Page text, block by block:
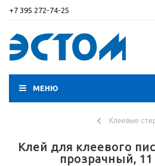
+7 395 272-74-25
МЕНЮ
Клеевые
Клей для клеевого
прозрачный, 11